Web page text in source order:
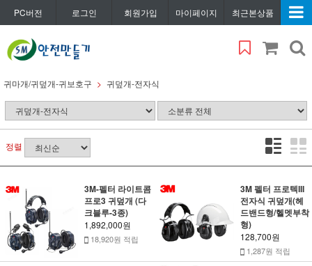
PC버전 로그인 회원가입 마이페이지 최근본상품
귀마개/귀덮개-귀보호구 귀덮개-전자식
정렬
3M-펠터 라이트콤
프로3 귀덮개 (다
크블루-3종)
1,892,000원
18,920원 적립
3M 펠터 프로텍III
전자식 귀덮개(헤
드밴드형/헬멧부착
형)
128,700원
1,287원 적립